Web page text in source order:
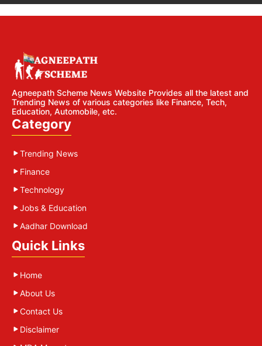
Agneepath Scheme News Website Provides all the latest and
Trending News of various categories like Finance, Tech,
Education, Automobile, etc.
Category
Trending News
Finance
Technology
Jobs & Education
Aadhar Download
Quick Links
Home
About Us
Contact Us
Disclaimer